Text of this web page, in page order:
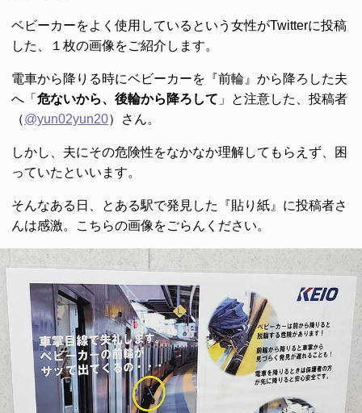
ベビーカーをよく使用しているという女性がTwitterに投稿
した、１枚の画像をご紹介します。
電車から降りる時にベビーカーを『前輪』から降ろした夫
へ「 危ないから、後輪から降ろして 」と注意した、投稿者
（@yun02yun20）さん。
しかし、夫にその危険性をなかなか理解してもらえず、困
っていたといいます。
そんなある日、とある駅で発見した『貼り紙』に投稿者さ
んは感激。こちらの画像をごらんください。